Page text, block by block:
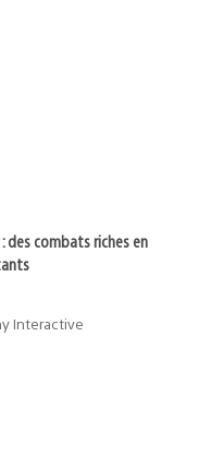
des combats riches en
Interactive